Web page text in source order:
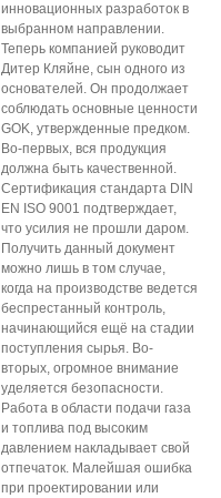
инновационных разработок в
выбранном направлении.
Теперь компанией руководит
Дитер Кляйне, сын одного из
основателей. Он продолжает
соблюдать основные ценности
GOK, утвержденные предком.
Во-первых, вся продукция
должна быть качественной.
Сертификация стандарта DIN
EN ISO 9001 подтверждает,
что усилия не прошли даром.
Получить данный документ
можно лишь в том случае,
когда на производстве ведется
беспрестанный контроль,
начинающийся ещё на стадии
поступления сырья. Во-
вторых, огромное внимание
уделяется безопасности.
Работа в области подачи газа
и топлива под высоким
давлением накладывает свой
отпечаток. Малейшая ошибка
при проектировании или